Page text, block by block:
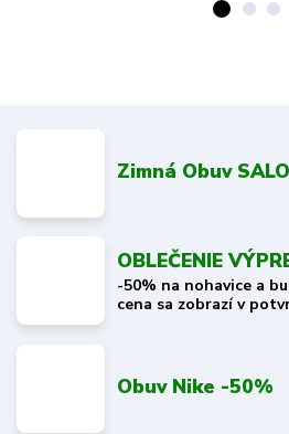
Zimná Obuv
OBLEČENIE
-50% na nohavice a
cena sa zobrazí v
Obuv Nike -50%